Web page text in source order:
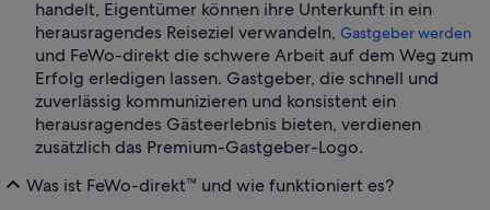
handelt, Eigentümer können ihre Unterkunft in ein
herausragendes Reiseziel verwandeln, Gastgeber werden
und FeWo-direkt die schwere Arbeit auf dem Weg zum
Erfolg erledigen lassen. Gastgeber, die schnell und
zuverlässig kommunizieren und konsistent ein
herausragendes Gästeerlebnis bieten, verdienen
zusätzlich das Premium-Gastgeber-Logo.
Was ist FeWo-direkt™ und wie funktioniert es?